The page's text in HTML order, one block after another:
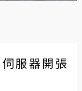
服器開張